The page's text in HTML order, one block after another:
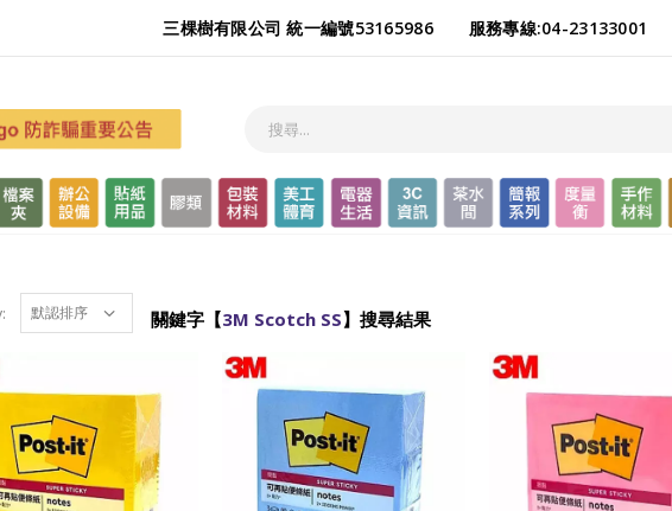
三棵樹有限公司 統一編號53165986 服務專線:04-23133001
關鍵字【3M Scotch SS】搜尋結果